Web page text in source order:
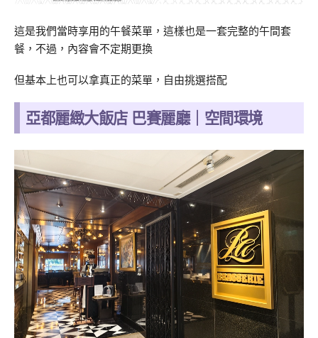
這是我們當時享用的午餐菜單，這樣也是一套完整的午間套
餐，不過，內容會不定期更換
但基本上也可以拿真正的菜單，自由挑選搭配
亞都麗緻大飯店 巴賽麗廳｜空間環境